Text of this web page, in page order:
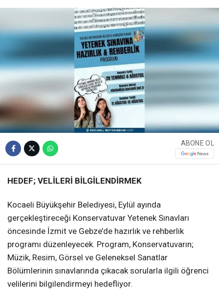
ABONE OL
HEDEF; VELİLERİ BİLGİLENDİRMEK
Kocaeli Büyükşehir Belediyesi, Eylül ayında
gerçekleştireceği Konservatuvar Yetenek Sınavları
öncesinde İzmit ve Gebze’de hazırlık ve rehberlik
programı düzenleyecek. Program, Konservatuvarın;
Müzik, Resim, Görsel ve Geleneksel Sanatlar
Bölümlerinin sınavlarında çıkacak sorularla ilgili öğrenci
velilerini bilgilendirmeyi hedefliyor.